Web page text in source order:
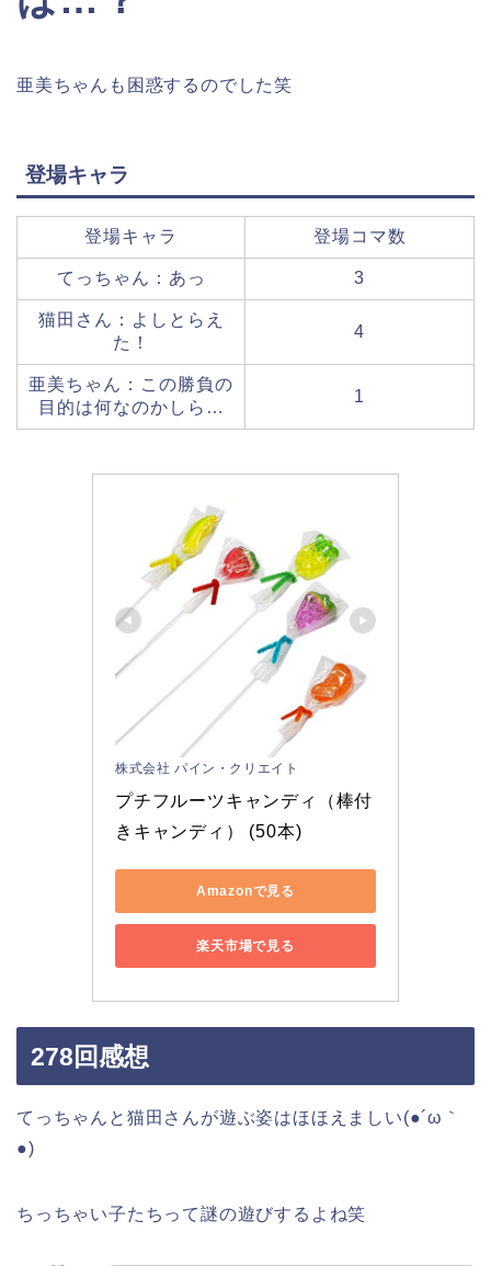
亜美ちゃんも困惑するのでした笑
登場キャラ
登場キャラ 登場コマ数
てっちゃん：あっ 3
猫田さん：よしとらえ
た！
4
亜美ちゃん：この勝負の
目的は何なのかしら…
1
株式会社 パイン・クリエイト
プチフルーツキャンディ（棒付
きキャンディ） (50本)
Amazonで見る
楽天市場で見る
278回感想
てっちゃんと猫田さんが遊ぶ姿はほほえましい(●´ω｀
●)
ちっちゃい子たちって謎の遊びするよね笑